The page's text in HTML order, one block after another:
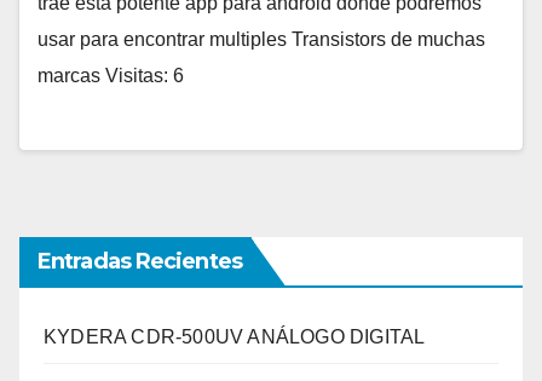
usar para encontrar multiples Transistors de muchas
marcas Visitas: 6
Entradas Recientes
KYDERA CDR-500UV ANÁLOGO DIGITAL